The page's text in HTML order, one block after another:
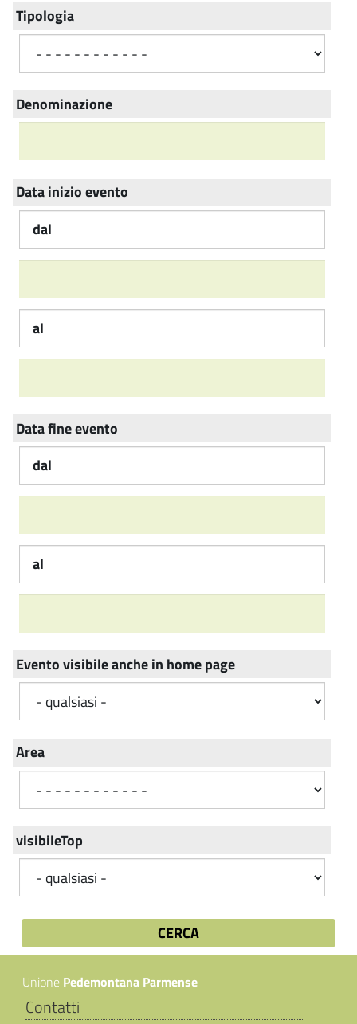
Tipologia
Denominazione
Data inizio evento
dal
al
Data fine evento
dal
al
Evento visibile anche in home page
Area
visibileTop
Unione Pedemontana Parmense
Contatti